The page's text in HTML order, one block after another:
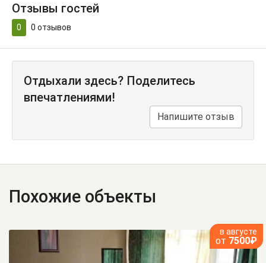
Отзывы гостей
0 0 отзывов
Отдыхали здесь? Поделитесь
впечатлениями!
Напишите отзыв
Похожие объекты
в августе
от 7500₽